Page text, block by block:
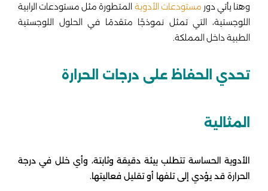
وهنا يأتي دور مستودعات الأدوية المتطورة مثل مستودعات الرابية
اللوجستية، التي تمثل نموذجًا متقدمًا في الحلول اللوجستية
الطبية داخل المملكة.
تحدي الحفاظ على درجات الحرارة
المثالية
الأدوية الحساسة تتطلب بيئة دقيقة وثابتة، وأي خلل في درجة
الحرارة قد يؤدي إلى تلفها أو تقليل فعاليتها.